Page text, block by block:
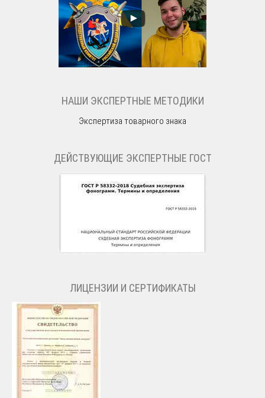
НАШИ ЭКСПЕРТНЫЕ МЕТОДИКИ
Экспертиза товарного знака
ДЕЙСТВУЮЩИЕ ЭКСПЕРТНЫЕ ГОСТ
ЛИЦЕНЗИИ И СЕРТИФИКАТЫ